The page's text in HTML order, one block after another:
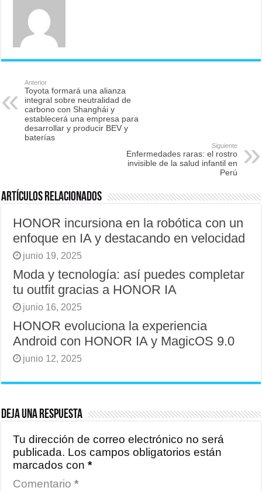
Anterior
Toyota formará una alianza
integral sobre neutralidad de
carbono con Shanghái y
establecerá una empresa para
desarrollar y producir BEV y
baterías
Siguiente
Enfermedades raras: el rostro
invisible de la salud infantil en
Perú
Artículos relacionados
HONOR incursiona en la robótica con un
enfoque en IA y destacando en velocidad
junio 19, 2025
Moda y tecnología: así puedes completar
tu outfit gracias a HONOR IA
junio 16, 2025
HONOR evoluciona la experiencia
Android con HONOR IA y MagicOS 9.0
junio 12, 2025
Deja una respuesta
Tu dirección de correo electrónico no será
publicada. Los campos obligatorios están
marcados con*
Comentario*